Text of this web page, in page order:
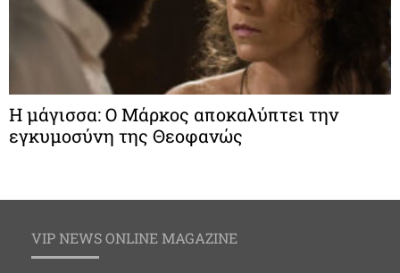
Η μάγισσα: Ο Μάρκος αποκαλύπτει την
εγκυμοσύνη της Θεοφανώς
VIP NEWS ONLINE MAGAZINE